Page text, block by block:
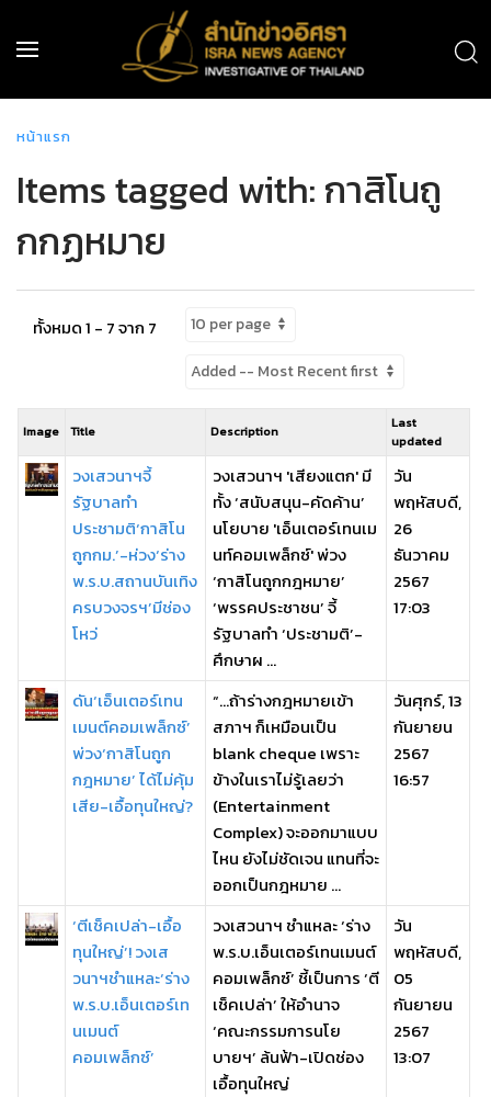
หน้าแรก
Items tagged with: กาสิโนถู
กกฏหมาย
ทั้งหมด 1 - 7 จาก 7
Image Title Description
Last
updated
วงเสวนาฯจี้
รัฐบาลทำ
ประชามติ‘กาสิโน
ถูกกม.’-ห่วง‘ร่าง
พ.ร.บ.สถานบันเทิง
ครบวงจรฯ’มีช่อง
โหว่
วงเสวนาฯ 'เสียงแตก' มี
ทั้ง ‘สนับสนุน-คัดค้าน’
นโยบาย 'เอ็นเตอร์เทนเม
นท์คอมเพล็กซ์' พ่วง
‘กาสิโนถูกกฎหมาย’
‘พรรคประชาชน’ จี้
รัฐบาลทำ ‘ประชามติ’-
ศึกษาผ ...
วัน
พฤหัสบดี,
26
ธันวาคม
2567
17:03
ดัน‘เอ็นเตอร์เทน
เมนต์คอมเพล็กซ์’
พ่วง‘กาสิโนถูก
กฎหมาย’ ได้ไม่คุ้ม
เสีย-เอื้อทุนใหญ่?
“…ถ้าร่างกฎหมายเข้า
สภาฯ ก็เหมือนเป็น
blank cheque เพราะ
ข้างในเราไม่รู้เลยว่า
(Entertainment
Complex) จะออกมาแบบ
ไหน ยังไม่ชัดเจน แทนที่จะ
ออกเป็นกฎหมาย ...
วันศุกร์, 13
กันยายน
2567
16:57
‘ตีเช็คเปล่า-เอื้อ
ทุนใหญ่’! วงเส
วนาฯชำแหละ‘ร่าง
พ.ร.บ.เอ็นเตอร์เท
นเมนต์
คอมเพล็กซ์’
วงเสวนาฯ ชำแหละ ‘ร่าง
พ.ร.บ.เอ็นเตอร์เทนเมนต์
คอมเพล็กซ์’ ชี้เป็นการ ‘ตี
เช็คเปล่า’ ให้อำนาจ
‘คณะกรรมการนโย
บายฯ’ ล้นฟ้า-เปิดช่อง
เอื้อทุนใหญ่
วัน
พฤหัสบดี,
05
กันยายน
2567
13:07